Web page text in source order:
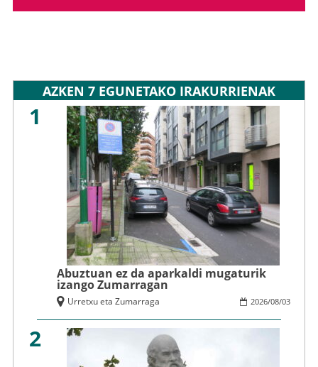
AZKEN 7 EGUNETAKO IRAKURRIENAK
1
Abuztuan ez da aparkaldi mugaturik
izango Zumarragan
2026/08/03
Urretxu eta Zumarraga
2